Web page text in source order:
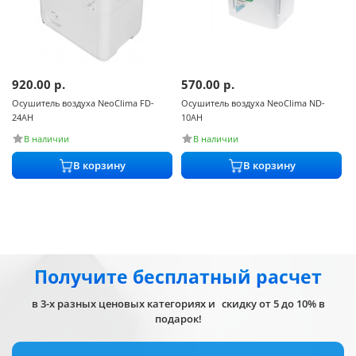
920.00 р.
Осушитель воздуха NeoClima FD-
24AH
В наличии
В корзину
570.00 р.
Осушитель воздуха NeoClima ND-
10AH
В наличии
В корзину
Получите бесплатный расчет
в 3-х разных ценовых категориях и скидку от 5 до 10% в
подарок!